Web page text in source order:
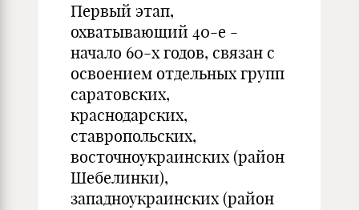
Первый этап,
охватывающий 40-е -
начало 60-х годов, связан с
освоением отдельных групп
саратовских,
краснодарских,
ставропольских,
восточноукраинских (район
Шебелинки),
западноукраинских (район